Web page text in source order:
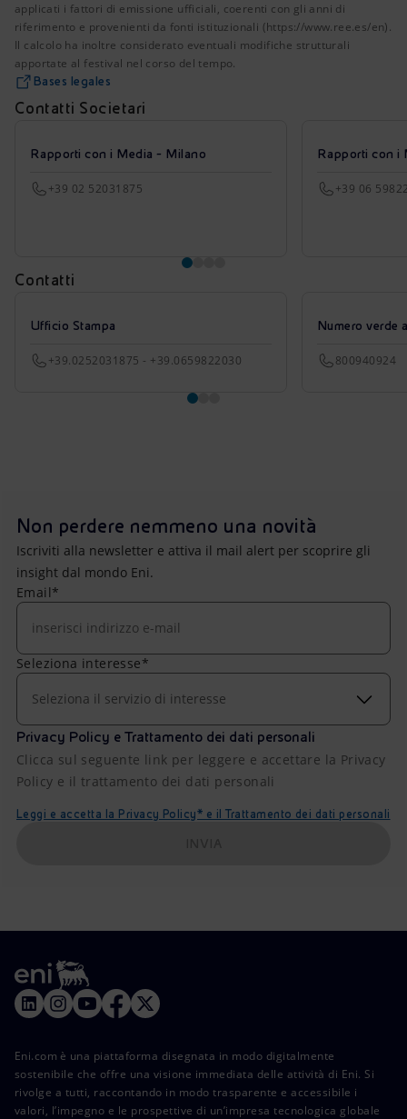
applicati i fattori di emissione ufficiali, coerenti con gli anni di
riferimento e provenienti da fonti istituzionali (https://www.ree.es/en).
Il calcolo ha inoltre considerato eventuali modifiche strutturali
apportate al festival nel corso del tempo.
Bases legales
Contatti Societari
Rapporti con i Media - Milano
+39 02 52031875
Rapporti con i
+39 06
Contatti
Ufficio Stampa
+39.0252031875 - +39.0659822030
Numero verde
800940924
Non perdere nemmeno una novità
Iscriviti alla newsletter e attiva il mail alert per scoprire gli
insight dal mondo Eni.
Email*
Seleziona interesse*
Seleziona il servizio di interesse
Privacy Policy e Trattamento dei dati personali
Clicca sul seguente link per leggere e accettare la Privacy
Policy e il trattamento dei dati personali
Leggi e accetta la Privacy Policy* e il Trattamento dei dati personali
Eni.com è una piattaforma disegnata in modo digitalmente
sostenibile che offre una visione immediata delle attività di Eni. Si
rivolge a tutti, raccontando in modo trasparente e accessibile i
valori, l’impegno e le prospettive di un’impresa tecnologica globale